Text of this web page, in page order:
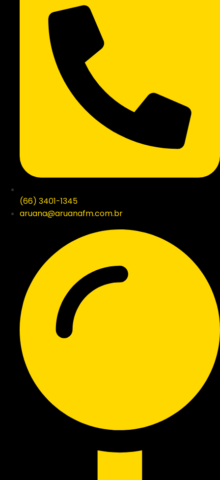
(66) 3401-1345
aruana@aruanafm.com.br